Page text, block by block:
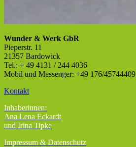
Wunder & Werk GbR
Pieperstr. 11
21357 Bardowick
Tel.: + 49 4131 / 244 4036
Mobil und Messenger: +49 176/45744409
Kontakt
Inhaberinnen:
Ana Lena Eckardt
und Irina Tipke
Impressum & Datenschutz